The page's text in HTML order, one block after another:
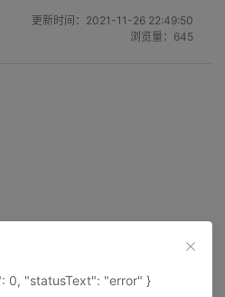
更新时间： 2021-11-26 22:49:50
浏览量： 645
综合性地图
0, "statusText": "error" }